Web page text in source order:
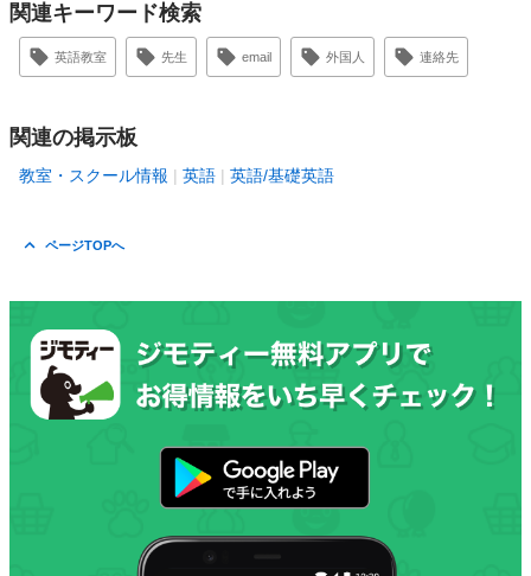
関連キーワード検索
英語教室 先生 email 外国人 連絡先
関連の掲示板
教室・スクール情報 英語 英語/基礎英語
ページTOPへ